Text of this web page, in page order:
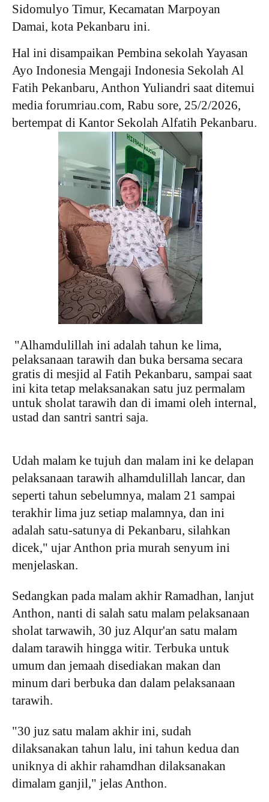
Sidomulyo Timur, Kecamatan Marpoyan
Damai, kota Pekanbaru ini.
Hal ini disampaikan Pembina sekolah Yayasan
Ayo Indonesia Mengaji Indonesia Sekolah Al
Fatih Pekanbaru, Anthon Yuliandri saat ditemui
media forumriau.com, Rabu sore, 25/2/2026,
bertempat di Kantor Sekolah Alfatih Pekanbaru.
"Alhamdulillah ini adalah tahun ke lima,
pelaksanaan tarawih dan buka bersama secara
gratis di mesjid al Fatih Pekanbaru, sampai saat
ini kita tetap melaksanakan satu juz permalam
untuk sholat tarawih dan di imami oleh internal,
ustad dan santri santri saja.
Udah malam ke tujuh dan malam ini ke delapan
pelaksanaan tarawih alhamdulillah lancar, dan
seperti tahun sebelumnya, malam 21 sampai
terakhir lima juz setiap malamnya, dan ini
adalah satu-satunya di Pekanbaru, silahkan
dicek," ujar Anthon pria murah senyum ini
menjelaskan.
Sedangkan pada malam akhir Ramadhan, lanjut
Anthon, nanti di salah satu malam pelaksanaan
sholat tarwawih, 30 juz Alqur'an satu malam
dalam tarawih hingga witir. Terbuka untuk
umum dan jemaah disediakan makan dan
minum dari berbuka dan dalam pelaksanaan
tarawih.
"30 juz satu malam akhir ini, sudah
dilaksanakan tahun lalu, ini tahun kedua dan
uniknya di akhir rahamdhan dilaksanakan
dimalam ganjil," jelas Anthon.